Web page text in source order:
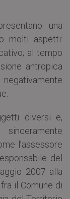
una
molti aspetti:
al tempo
antropica
diversi e,
l’assessore
del
2007 alla
il Comune di